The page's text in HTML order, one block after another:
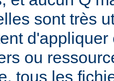
sont très
ou
tous les